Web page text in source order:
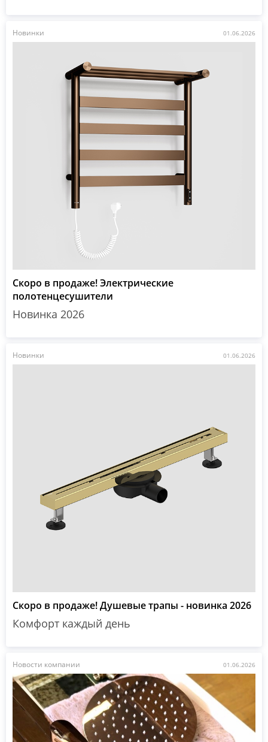
Новинки 01.06.2026
Скоро в продаже! Электрические
полотенцесушители
Новинка 2026
Новинки 01.06.2026
Скоро в продаже! Душевые трапы - новинка 2026
Комфорт каждый день
Новости компании 01.06.2026